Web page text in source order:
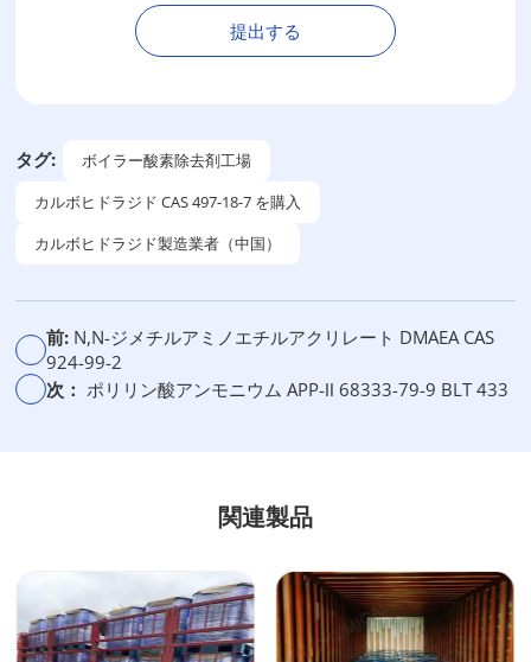
提出する
タグ:
ボイラー酸素除去剤工場
カルボヒドラジド CAS 497-18-7 を購入
カルボヒドラジド製造業者（中国）
前: N,N-ジメチルアミノエチルアクリレート DMAEA CAS
924-99-2
次： ポリリン酸アンモニウム APP-Ⅱ 68333-79-9 BLT 433
関連製品